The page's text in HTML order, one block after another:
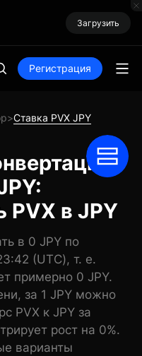
Загрузить
Регистрация
>Ставка PVX JPY
PVX в JPY
в 0 JPY по
(UTC), т. е.
примерно 0 JPY.
за 1 JPY можно
PVX к JPY за
рост на 0%.
варианты